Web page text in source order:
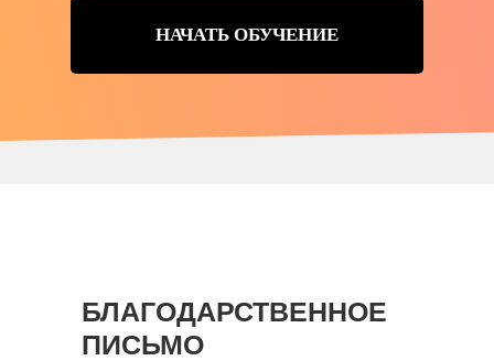
НАЧАТЬ ОБУЧЕНИЕ
БЛАГОДАРСТВЕННОЕ
ПИСЬМО